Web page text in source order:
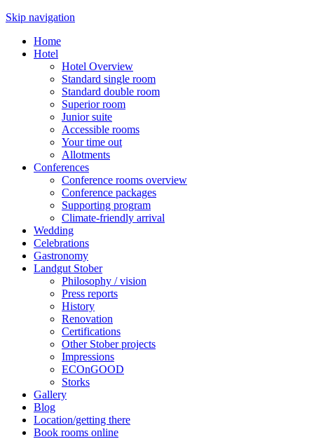
Skip navigation
Home
Hotel
Hotel Overview
Standard single room
Standard double room
Superior room
Junior suite
Accessible rooms
Your time out
Allotments
Conferences
Conference rooms overview
Conference packages
Supporting program
Climate-friendly arrival
Wedding
Celebrations
Gastronomy
Landgut Stober
Philosophy / vision
Press reports
History
Renovation
Certifications
Other Stober projects
Impressions
ECOnGOOD
Storks
Gallery
Blog
Location/getting there
Book rooms online